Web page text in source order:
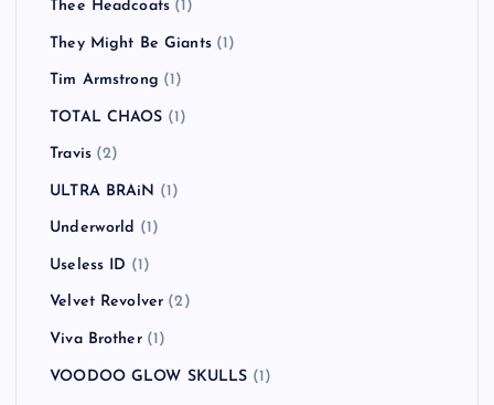
Thee Headcoats (1)
They Might Be Giants(1)
Tim Armstrong (1)
TOTAL CHAOS (1)
Travis(2)
ULTRA BRAiN (1)
Underworld (1)
Useless ID (1)
Velvet Revolver (2)
Viva Brother(1)
VOODOO GLOW SKULLS (1)